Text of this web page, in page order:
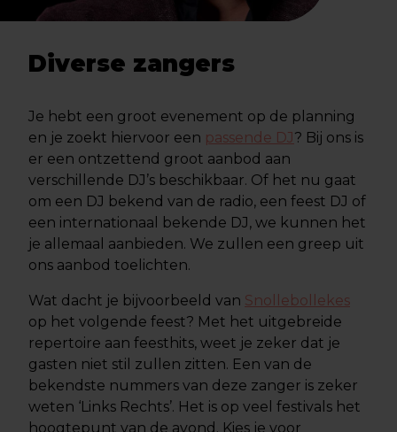
Diverse zangers
Je hebt een groot evenement op de planning
en je zoekt hiervoor een passende DJ? Bij ons is
er een ontzettend groot aanbod aan
verschillende DJ’s beschikbaar. Of het nu gaat
om een DJ bekend van de radio, een feest DJ of
een internationaal bekende DJ, we kunnen het
je allemaal aanbieden. We zullen een greep uit
ons aanbod toelichten.
Wat dacht je bijvoorbeeld van Snollebollekes
op het volgende feest? Met het uitgebreide
repertoire aan feesthits, weet je zeker dat je
gasten niet stil zullen zitten. Een van de
bekendste nummers van deze zanger is zeker
weten ‘Links Rechts’. Het is op veel festivals het
hoogtepunt van de avond. Kies je voor